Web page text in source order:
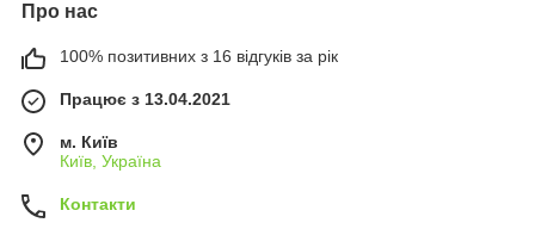
Про нас
100% позитивних з 16 відгуків за рік
Працює з 13.04.2021
м. Київ
Київ, Україна
Контакти